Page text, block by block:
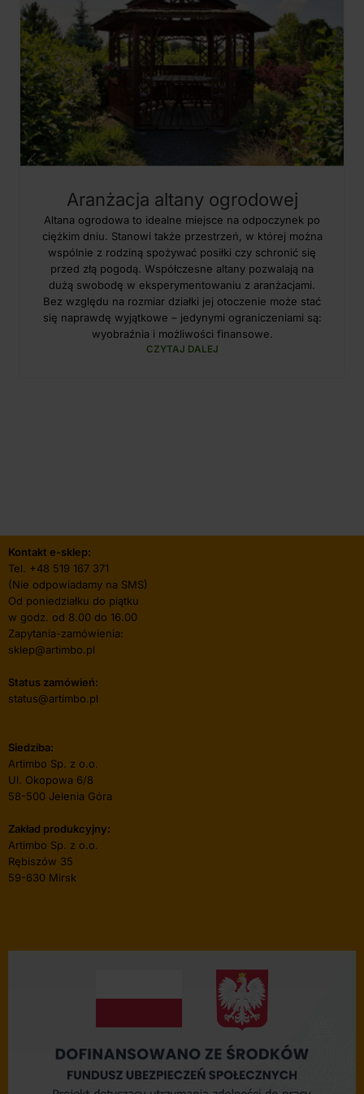
Aranżacja altany ogrodowej
Altana ogrodowa to idealne miejsce na odpoczynek po
ciężkim dniu. Stanowi także przestrzeń, w której można
wspólnie z rodziną spożywać posiłki czy schronić się
przed złą pogodą. Współczesne altany pozwalają na
dużą swobodę w eksperymentowaniu z aranżacjami.
Bez względu na rozmiar działki jej otoczenie może stać
się naprawdę wyjątkowe – jedynymi ograniczeniami są:
wyobraźnia i możliwości finansowe.
CZYTAJ DALEJ
Kontakt e-sklep:
Tel. +48 519 167 371
(Nie odpowiadamy na SMS)
Od poniedziałku do piątku
w godz. od 8.00 do 16.00
Zapytania-zamówienia:
sklep@artimbo.pl
Status zamówień:
status@artimbo.pl
Siedziba:
Artimbo Sp. z o.o.
Ul. Okopowa 6/8
58-500 Jelenia Góra
Zakład produkcyjny:
Artimbo Sp. z o.o.
Rębiszów 35
59-630 Mirsk